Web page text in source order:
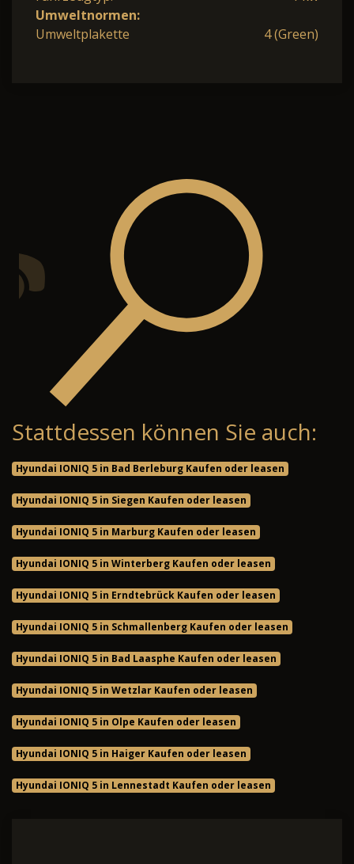
Umweltnormen:
Umweltplakette
4 (Green)
Stattdessen können Sie auch:
Hyundai IONIQ 5 in Bad Berleburg Kaufen oder leasen
Hyundai IONIQ 5 in Siegen Kaufen oder leasen
Hyundai IONIQ 5 in Marburg Kaufen oder leasen
Hyundai IONIQ 5 in Winterberg Kaufen oder leasen
Hyundai IONIQ 5 in Erndtebrück Kaufen oder leasen
Hyundai IONIQ 5 in Schmallenberg Kaufen oder leasen
Hyundai IONIQ 5 in Bad Laasphe Kaufen oder leasen
Hyundai IONIQ 5 in Wetzlar Kaufen oder leasen
Hyundai IONIQ 5 in Olpe Kaufen oder leasen
Hyundai IONIQ 5 in Haiger Kaufen oder leasen
Hyundai IONIQ 5 in Lennestadt Kaufen oder leasen